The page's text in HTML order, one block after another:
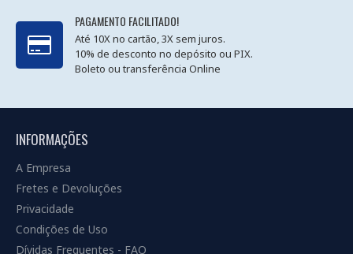
PAGAMENTO FACILITADO!
Até 10X no cartão, 3X sem juros.
10% de desconto no depósito ou PIX.
Boleto ou transferência Online
INFORMAÇÕES
A Empresa
Fretes e Devoluções
Privacidade
Condições de Uso
Dívidas Frequentes - FAQ